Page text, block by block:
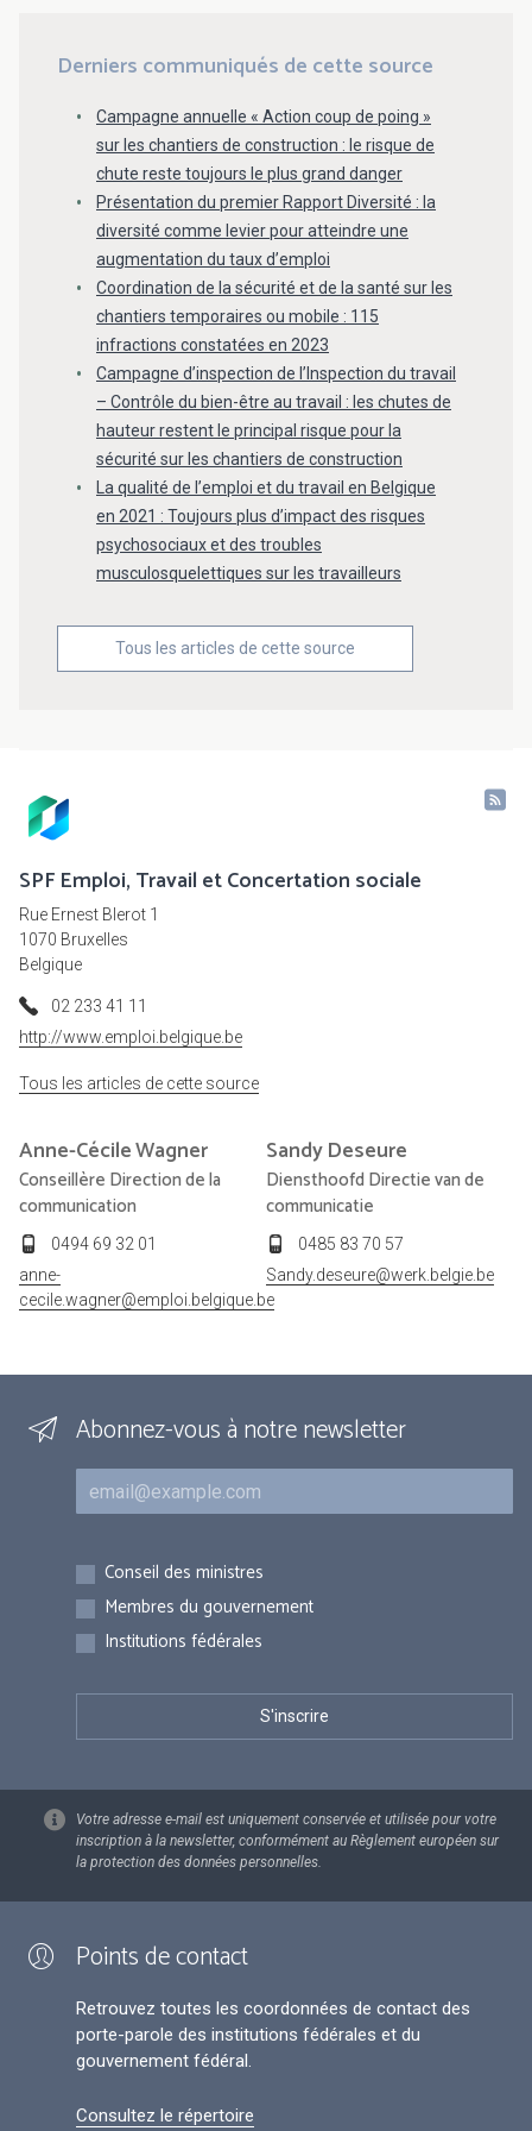
Derniers communiqués de cette source
Campagne annuelle « Action coup de poing »
sur les chantiers de construction : le risque de
chute reste toujours le plus grand danger
Présentation du premier Rapport Diversité : la
diversité comme levier pour atteindre une
augmentation du taux d’emploi
Coordination de la sécurité et de la santé sur les
chantiers temporaires ou mobile : 115
infractions constatées en 2023
Campagne d’inspection de l’Inspection du travail
– Contrôle du bien-être au travail : les chutes de
hauteur restent le principal risque pour la
sécurité sur les chantiers de construction
La qualité de l’emploi et du travail en Belgique
en 2021 : Toujours plus d’impact des risques
psychosociaux et des troubles
musculosquelettiques sur les travailleurs
Tous les articles de cette source
SPF Emploi, Travail et Concertation sociale
Rue Ernest Blerot 1
1070 Bruxelles
Belgique
02 233 41 11
http://www.emploi.belgique.be
Tous les articles de cette source
Anne-CécileWagner
Conseillère Direction de la
communication
0494 69 32 01
anne-
cecile.wagner@emploi.belgique.be
SandyDeseure
Diensthoofd Directie van de
communicatie
0485 83 70 57
Sandy.deseure@werk.belgie.be
Abonnez-vous à notre newsletter
Courriel
Inscriptions
Conseil des ministres
Membres du gouvernement
Institutions fédérales
Votre adresse e-mail est uniquement conservée et utilisée pour votre
inscription à la newsletter, conformément au Règlement européen sur
la protection des données personnelles.
Points de contact
Retrouvez toutes les coordonnées de contact des
porte-parole des institutions fédérales et du
gouvernement fédéral.
Consultez le répertoire